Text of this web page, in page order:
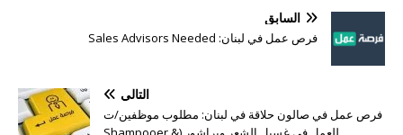
السابق
فرص عمل في لبنان: Sales Advisors Needed
التالي
فرص عمل في صالون حلاقة في لبنان: مطلوب موظفين/ت